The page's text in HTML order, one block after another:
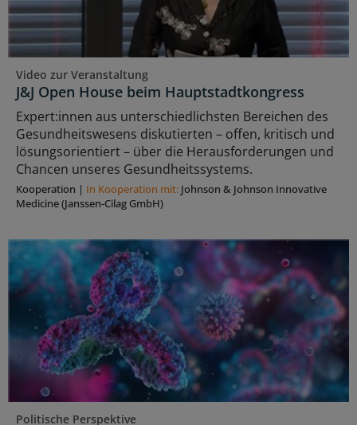
Video zur Veranstaltung
J&J Open House beim Hauptstadtkongress
Expert:innen aus unterschiedlichsten Bereichen des
Gesundheitswesens diskutierten – offen, kritisch und
lösungsorientiert – über die Herausforderungen und
Chancen unseres Gesundheitssystems.
Kooperation | In Kooperation mit: Johnson & Johnson Innovative
Medicine (Janssen-Cilag GmbH)
Politische Perspektive